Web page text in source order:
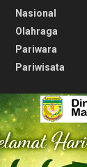
Nasional
Olahraga
Pariwara
Pariwisata